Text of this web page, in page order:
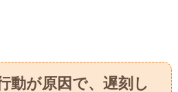
動が原因で、遅刻し